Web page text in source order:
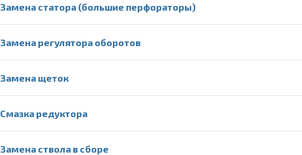
Замена статора (большие перфораторы)
Замена регулятора оборотов
Замена щеток
Смазка редуктора
Замена ствола в сборе